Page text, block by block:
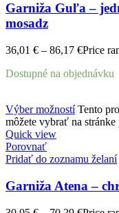
Garniža Guľa –
mosadz
36,01 € – 86,17 €Price
Dostupné na objednávku
Výber možností Tento
môžete vybrať na stránke
Quick view
Porovnať
Pridať do zoznamu želaní
Garniža Atena –